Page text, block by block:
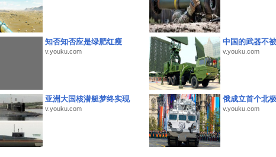
知否知否应是绿肥红瘦
v.youku.com
中国的武器不
v.youku.com
亚洲大国核潜艇梦终实现
v.youku.com
俄成立首个北
v.youku.com